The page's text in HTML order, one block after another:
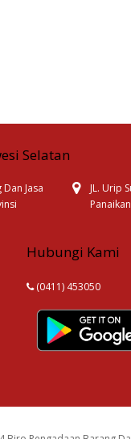
Selatan
Jasa
JL. Urip
Hubungi Kami
(0411) 453050